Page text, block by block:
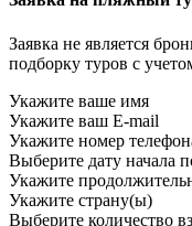
Заявка не является
подборку туров с
Укажите ваше имя
Укажите ваш E-mail
Укажите номер
Выберите дату начала
Укажите
Укажите страну(ы)
Выберите количество